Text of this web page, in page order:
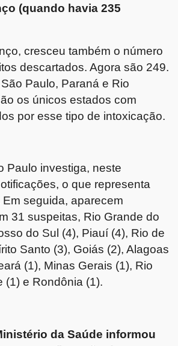
(quando havia 235
cresceu também o número
descartados. Agora são 249.
Paulo, Paraná e Rio
os únicos estados com
por esse tipo de intoxicação.
Paulo investiga, neste
o que representa
seguida, aparecem
31 suspeitas, Rio Grande do
do Sul (4), Piauí (4), Rio de
Santo (3), Goiás (2), Alagoas
(1), Minas Gerais (1), Rio
(1) e Rondônia (1).
da Saúde informou